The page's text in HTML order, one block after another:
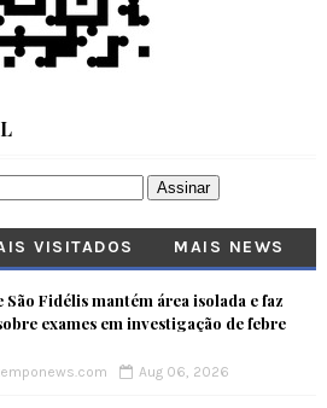
VISITADOS MAIS NEWS
Fidélis mantém área isolada e faz
exames em investigação de febre
Aug 06, 2026